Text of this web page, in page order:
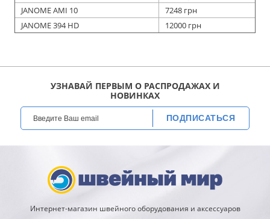
JANOME AMI 10
7248 грн
JANOME 394 HD
12000 грн
УЗНАВАЙ ПЕРВЫМ О РАСПРОДАЖАХ И
НОВИНКАХ
ПОДПИСАТЬСЯ
Интернет-магазин швейного оборудования и аксессуаров